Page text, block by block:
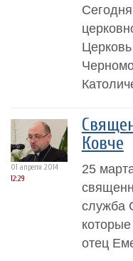
01 апреля 2014
12:29
Ковче
25
служба
отец